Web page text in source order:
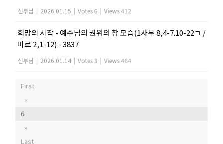
신부님 | 2026.01.15 | Votes 6 | Views 412
희망의 시작 - 예수님의 권위의 참 모습(1사무 8,4-7.10-22ㄱ /
마르 2,1-12) - 3837
신부님 | 2026.01.14 | Votes 3 | Views 464
First
«
6
»
Last